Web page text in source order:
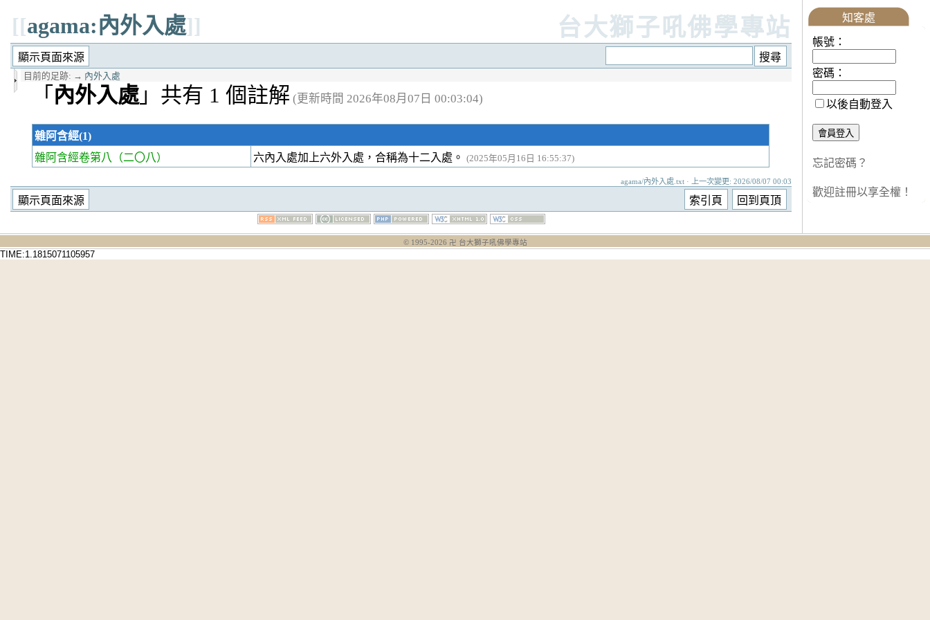
[[agama:內外入處]] 台大獅子吼佛學專站
目前的足跡: → 內外入處
「 內外入處」共有 1 個註解 (更新時間 2026年08月07日 00:03:04)
雜阿含經(1)
雜阿含經卷第八
（二〇八） 六內入處加上六外入處，合稱為十二入處。 (2025年05月16日 16:55:37)
agama/內外入處.txt · 上一次變更: 2026/08/07 00:03
知客處
帳號：
密碼：
以後自動登入
忘記密碼？
歡迎註冊以享全權！
© 1995-2026 卍 台大獅子吼佛學專站
TIME:1.1815071105957